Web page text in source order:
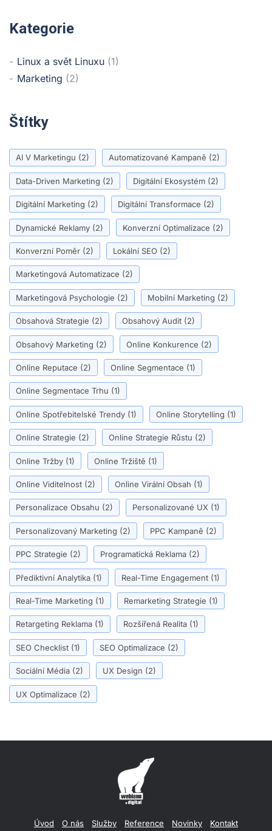
Kategorie
Linux a svět Linuxu (1)
Marketing (2)
Štítky
AI V Marketingu (2) Automatizované Kampaně (2)
Data-Driven Marketing (2) Digitální Ekosystém (2)
Digitální Marketing (2) Digitální Transformace (2)
Dynamické Reklamy (2) Konverzní Optimalizace (2)
Konverzní Poměr (2) Lokální SEO (2)
Marketingová Automatizace (2)
Marketingová Psychologie (2) Mobilní Marketing (2)
Obsahová Strategie (2) Obsahový Audit (2)
Obsahový Marketing (2) Online Konkurence (2)
Online Reputace (2) Online Segmentace (1)
Online Segmentace Trhu (1)
Online Spotřebitelské Trendy (1) Online Storytelling (1)
Online Strategie (2) Online Strategie Růstu (2)
Online Tržby (1) Online Tržiště (1)
Online Viditelnost (2) Online Virální Obsah (1)
Personalizace Obsahu (2) Personalizované UX (1)
Personalizovaný Marketing (2) PPC Kampaně (2)
PPC Strategie (2) Programatická Reklama (2)
Přediktivní Analytika (1) Real-Time Engagement (1)
Real-Time Marketing (1) Remarketing Strategie (1)
Retargeting Reklama (1) Rozšířená Realita (1)
SEO Checklist (1) SEO Optimalizace (2)
Sociální Média (2) UX Design (2)
UX Optimalizace (2)
Úvod O nás Služby Reference Novinky Kontakt